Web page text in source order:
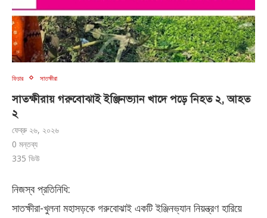
ফিচার সাতক্ষীরা
সাতক্ষীরায় গরুবোঝাই ইঞ্জিনভ্যান খাদে পড়ে নিহত ২, আহত
২
ফেব্রু ২৬, ২০২৬
0 মন্তব্য
335 ভিউ
নিজস্ব প্রতিনিধি:
সাতক্ষীরা-খুলনা মহাসড়কে গরুবোঝাই একটি ইঞ্জিনভ্যান নিয়ন্ত্রণ হারিয়ে